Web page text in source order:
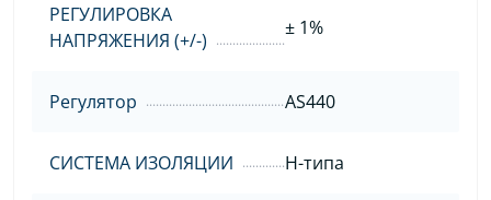
РЕГУЛИРОВКА
НАПРЯЖЕНИЯ (+/-)
± 1%
Регулятор AS440
СИСТЕМА ИЗОЛЯЦИИ H-типа